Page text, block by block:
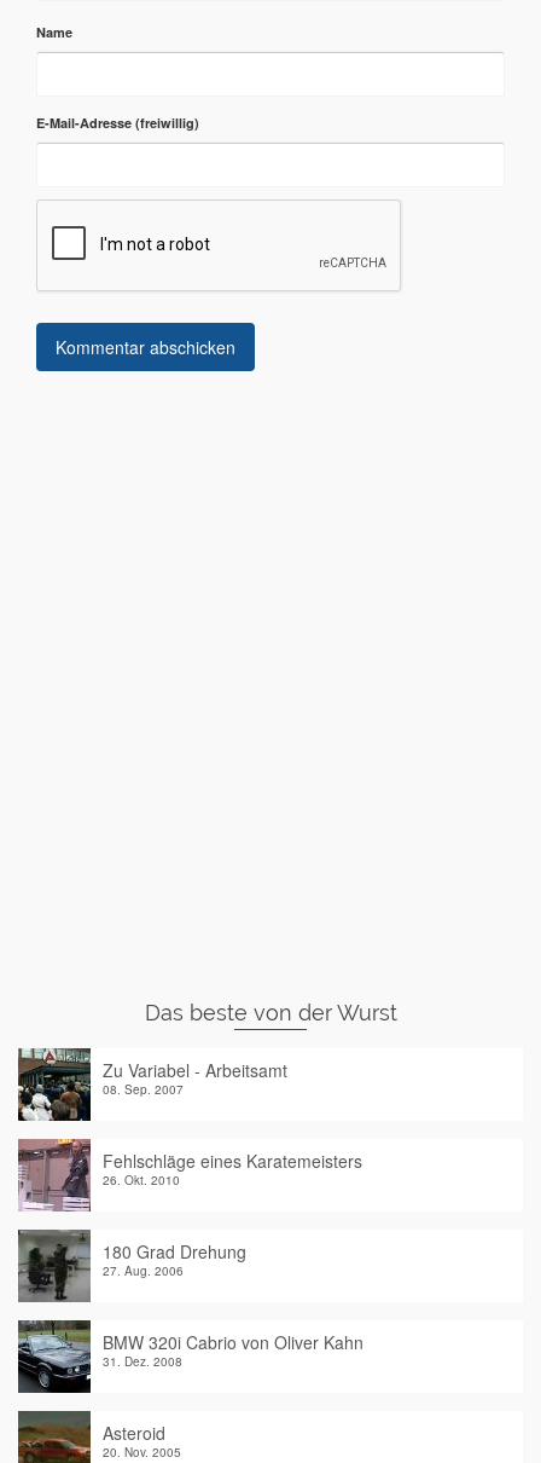
Name
E-Mail-Adresse
Das beste von der Wurst
Zu Variabel - Arbeitsamt
08. Sep. 2007
Fehlschläge eines Karatemeisters
26. Okt. 2010
180 Grad Drehung
27. Aug. 2006
BMW 320i Cabrio von Oliver Kahn
31. Dez. 2008
Asteroid
20. Nov. 2005